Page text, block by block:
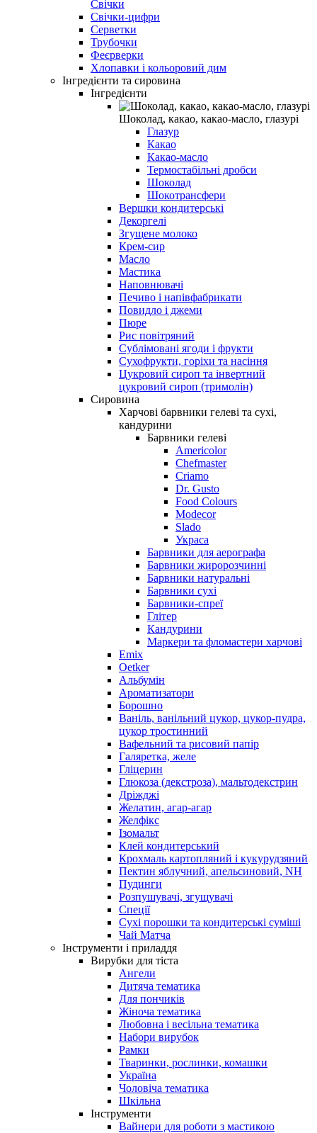
Свічки
Свічки-цифри
Серветки
Трубочки
Феєрверки
Хлопавки і кольоровий дим
Інгредієнти та сировина
Інгредієнти
Шоколад, какао, какао-масло, глазурі
Глазур
Какао
Какао-масло
Термостабільні дробси
Шоколад
Шокотрансфери
Вершки кондитерські
Декоргелі
Згущене молоко
Крем-сир
Масло
Мастика
Наповнювачі
Печиво і напівфабрикати
Повидло і джеми
Пюре
Рис повітряний
Сублімовані ягоди і фрукти
Сухофрукти, горіхи та насіння
Цукровий сироп та інвертний
цукровий сироп (тримолін)
Сировина
Харчові барвники гелеві та сухі,
кандурини
Барвники гелеві
Americolor
Chefmaster
Criamo
Dr. Gusto
Food Colours
Modecor
Slado
Украса
Барвники для аерографа
Барвники жиророзчинні
Барвники натуральні
Барвники сухі
Барвники-спреї
Глітер
Кандурини
Маркери та фломастери харчові
Emix
Oetker
Альбумін
Ароматизатори
Борошно
Ваніль, ванільний цукор, цукор-пудра,
цукор тростинний
Вафельний та рисовий папір
Галяретка, желе
Гліцерин
Глюкоза (декстроза), мальтодекстрин
Дріжджі
Желатин, агар-агар
Желфікс
Ізомальт
Клей кондитерський
Крохмаль картопляний і кукурудзяний
Пектин яблучний, апельсиновий, NH
Пудинги
Розпушувачі, згущувачі
Спеції
Сухі порошки та кондитерські суміші
Чай Матча
Інструменти і приладдя
Вирубки для тіста
Ангели
Дитяча тематика
Для пончиків
Жіноча тематика
Любовна і весільна тематика
Набори вирубок
Рамки
Тваринки, рослинки, комашки
Україна
Чоловіча тематика
Шкільна
Інструменти
Вайнери для роботи з мастикою